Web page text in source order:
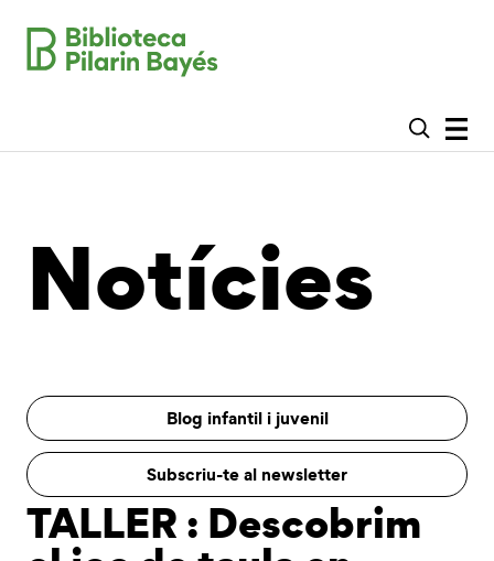
Notícies
Blog infantil i juvenil
Subscriu-te al newsletter
TALLER : Descobrim